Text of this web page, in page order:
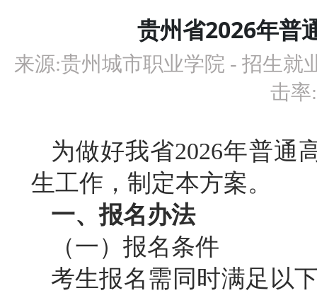
贵州省2026年普
来源:贵州城市职业学院 - 招生就
击率:
为做好我省2026年普通
生工作，制定本方案。
一、报名办法
（一）报名条件
考生报名需同时满足以